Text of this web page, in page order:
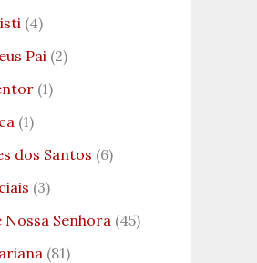
(4)
Pai (2)
(1)
(1)
dos Santos (6)
(3)
Nossa Senhora (45)
(81)